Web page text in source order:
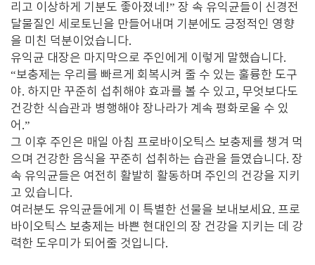
리고 이상하게 기분도 좋아졌네!” 장 속 유익균들이 신경전
달물질인 세로토닌을 만들어내며 기분에도 긍정적인 영향
을 미친 덕분이었습니다.
유익균 대장은 마지막으로 주인에게 이렇게 말했습니다.
“보충제는 우리를 빠르게 회복시켜 줄 수 있는 훌륭한 도구
야. 하지만 꾸준히 섭취해야 효과를 볼 수 있고, 무엇보다도
건강한 식습관과 병행해야 장나라가 계속 평화로울 수 있
어.”
그 이후 주인은 매일 아침 프로바이오틱스 보충제를 챙겨 먹
으며 건강한 음식을 꾸준히 섭취하는 습관을 들였습니다. 장
속 유익균들은 여전히 활발히 활동하며 주인의 건강을 지키
고 있습니다.
여러분도 유익균들에게 이 특별한 선물을 보내보세요. 프로
바이오틱스 보충제는 바쁜 현대인의 장 건강을 지키는 데 강
력한 도우미가 되어줄 것입니다.